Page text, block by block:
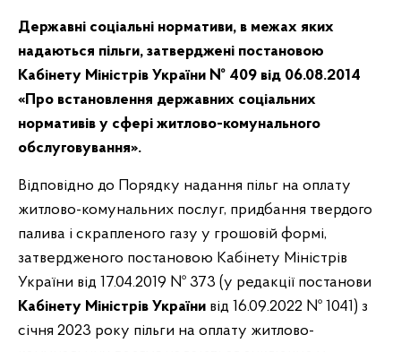
Державні соціальні нормативи, в межах яких
надаються пільги, затверджені постановою
Кабінету Міністрів України № 409 від 06.08.2014
«Про встановлення державних соціальних
нормативів у сфері житлово-комунального
обслуговування».
Відповідно до Порядку надання пільг на оплату
житлово-комунальних послуг, придбання твердого
палива і скрапленого газу у грошовій формі,
затвердженого постановою Кабінету Міністрів
України від 17.04.2019 № 373 (у редакції постанови
Кабінету Міністрів України від 16.09.2022 № 1041) з
січня 2023 року пільги на оплату житлово-